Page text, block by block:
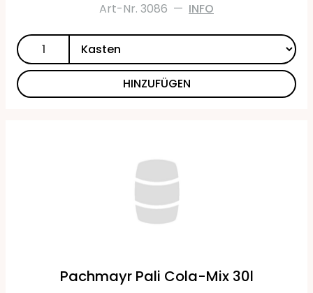
Art-Nr. 3086 — INFO
HINZUFÜGEN
Pachmayr Pali Cola-Mix 30l